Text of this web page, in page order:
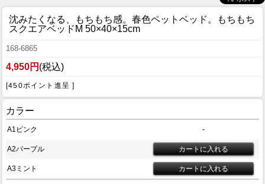
沈みたくなる、もちもち感。春色ペットベッド。
もちもち
スクエアベッドM 50×40×15cm
168-6865
4,950円 (税込)
[450ポイント進呈 ]
カラー
A1ピンク -
A2パープル
A3ミント